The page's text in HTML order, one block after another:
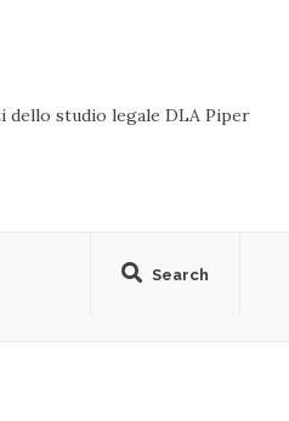
studio legale DLA Piper
Search